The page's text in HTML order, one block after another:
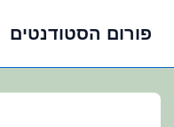
פורום הסטודנטים